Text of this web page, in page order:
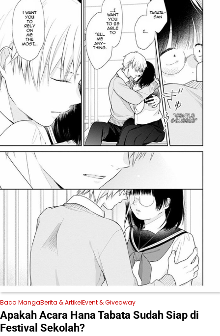
Baca MangaBerita & ArtikelEvent & Giveaway
Apakah Acara Hana Tabata Sudah Siap di
Festival Sekolah?